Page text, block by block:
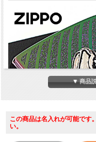
▼ 商品
この商品は名入れが可能です
い。